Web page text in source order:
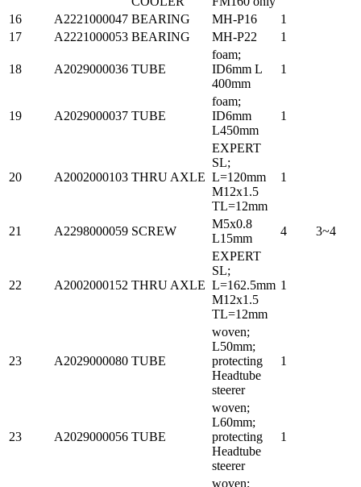
16
A2221000047 BEARING MH-P16
1
17
A2221000053 BEARING MH-P22 1
18 A2029000036 TUBE
foam;
ID6mm L
400mm
1
19 A2029000037 TUBE
foam;
ID6mm
L450mm
1
20 A2002000103 THRU AXLE
EXPERT
SL;
L=120mm
M12x1.5
TL=12mm
1
21 A2298000059 SCREW
M5x0.8
L15mm
4 3~4
22 A2002000152 THRU AXLE
EXPERT
SL;
L=162.5mm
M12x1.5
TL=12mm
1
23 A2029000080 TUBE
woven;
L50mm;
protecting
Headtube
steerer
1
23 A2029000056 TUBE
woven;
L60mm;
protecting
Headtube
steerer
1
woven;